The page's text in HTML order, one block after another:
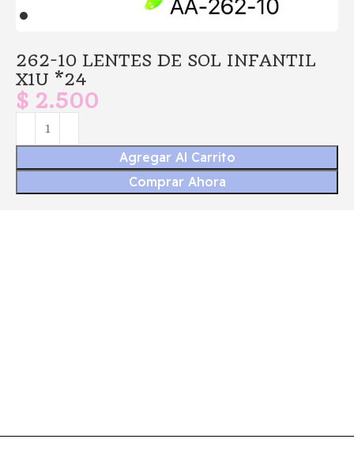
262-10 LENTES DE SOL INFANTIL
X1U *24
$ 2.500
Agregar Al Carrito
Comprar Ahora